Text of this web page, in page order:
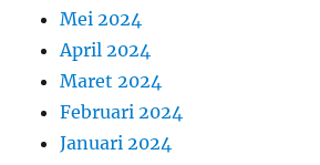
Mei 2024
April 2024
Maret 2024
Februari 2024
Januari 2024